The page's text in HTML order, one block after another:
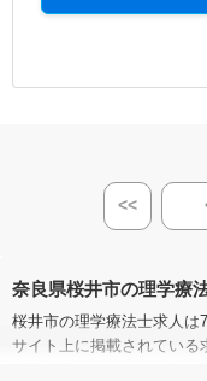
<<
奈良県桜井市の理学療
桜井市の理学療法士求人は
サイト上に掲載されている
にお申